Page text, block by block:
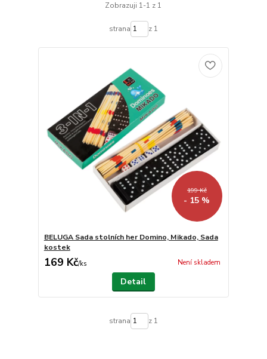
Zobrazuji 1-1 z 1
strana z 1
199 Kč
- 15 %
BELUGA Sada stolních her Domino, Mikado, Sada
kostek
169 Kč/ks Není skladem
Detail
strana z 1